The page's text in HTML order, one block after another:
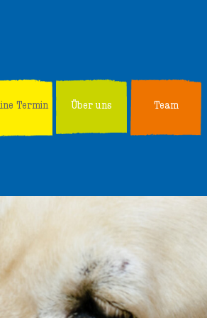
Termin Über uns Team